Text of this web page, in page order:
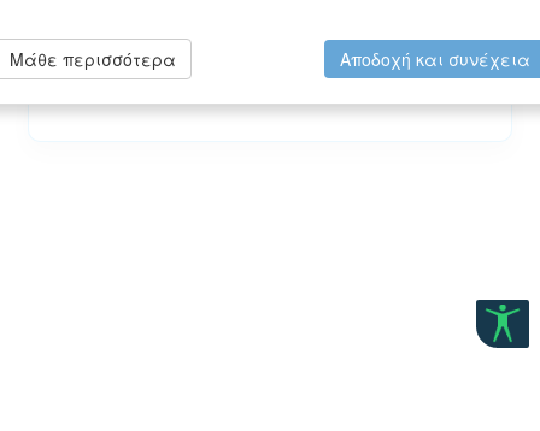
Είσοδος Πολιτών με Κωδικούς Taxisnet
Μάθε περισσότερα Αποδοχή και συνέχεια